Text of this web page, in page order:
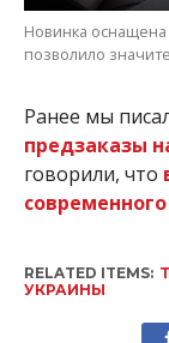
Новинка
позволило
Ранее мы
предзаказы
говорили, что
RELATED ITEMS:
УКРАИНЫ